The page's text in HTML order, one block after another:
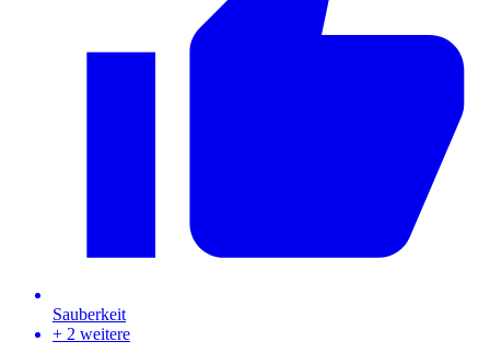
Sauberkeit
+ 2 weitere